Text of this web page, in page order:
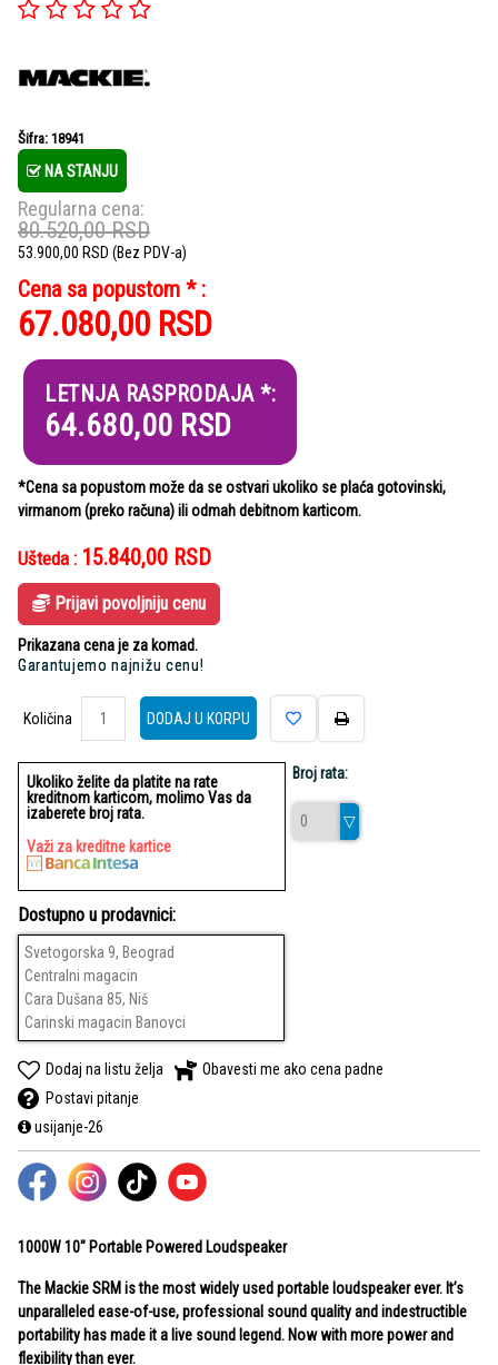
Šifra: 18941
NA STANJU
Regularna cena:
80.520,00RSD
53.900,00 RSD (Bez PDV-a)
Cena sa popustom * :
67.080,00 RSD
LETNJA RASPRODAJA *:
64.680,00 RSD
*Cena sa popustom može da se ostvari ukoliko se plaća gotovinski,
virmanom (preko računa) ili odmah debitnom karticom.
Ušteda : 15.840,00 RSD
Prijavi povoljniju cenu
Prikazana cena je za komad.
Garantujemo najnižu cenu!
Količina
Količina
DODAJ U KORPU
Ukoliko želite da platite na rate
kreditnom karticom, molimo Vas da
izaberete broj rata.
Važi za kreditne kartice
Broj rata:
Dostupno u prodavnici:
Svetogorska 9, Beograd
Centralni magacin
Cara Dušana 85, Niš
Carinski magacin Banovci
Dodaj na listu želja
Obavesti me ako cena padne
Postavi pitanje
usijanje-26
1000W 10" Portable Powered Loudspeaker
The Mackie SRM is the most widely used portable loudspeaker ever. It’s
unparalleled ease-of-use, professional sound quality and indestructible
portability has made it a live sound legend. Now with more power and
flexibility than ever.